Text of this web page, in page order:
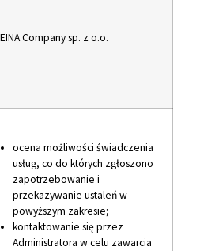
Company sp. z o.o.
ocena możliwości świadczenia
usług, co do których zgłoszono
zapotrzebowanie i
przekazywanie ustaleń w
powyższym zakresie;
kontaktowanie się przez
Administratora w celu zawarcia